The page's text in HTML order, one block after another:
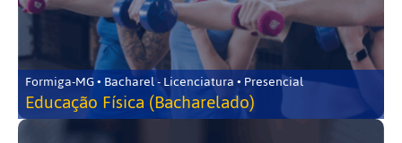
Formiga-MG • Bacharel - Licenciatura • Presencial
Educação Física (Bacharelado)